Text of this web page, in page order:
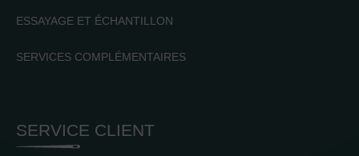
ESSAYAGE ET ÉCHANTILLON
SERVICES COMPLÉMENTAIRES
SERVICE CLIENT